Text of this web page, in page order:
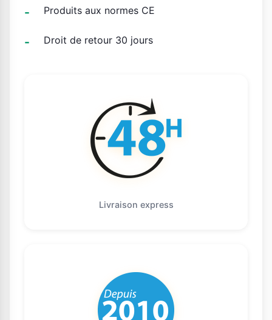
Produits aux normes CE
Droit de retour 30 jours
Livraison express